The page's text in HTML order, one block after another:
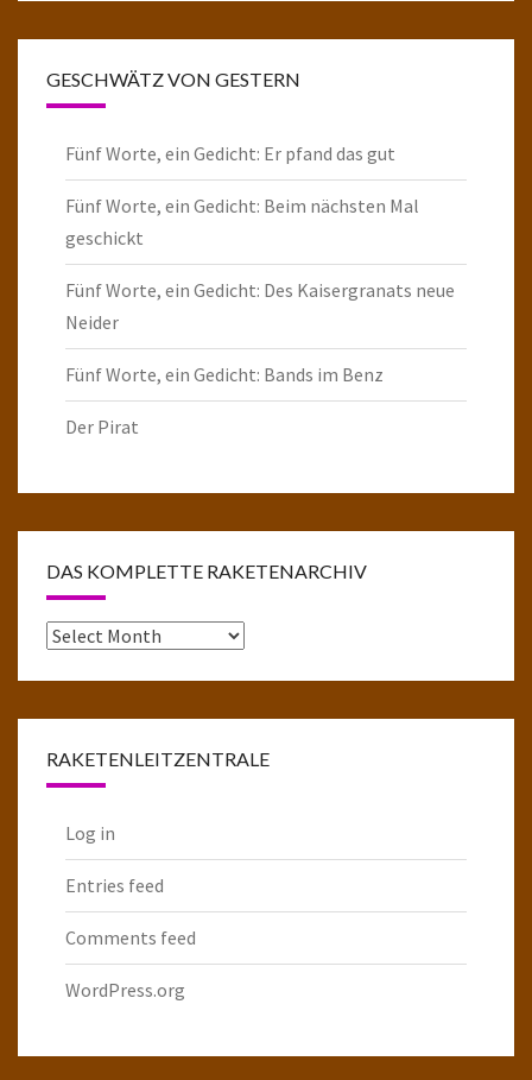
GESCHWÄTZ VON GESTERN
Fünf Worte, ein Gedicht: Er pfand das gut
Fünf Worte, ein Gedicht: Beim nächsten Mal
geschickt
Fünf Worte, ein Gedicht: Des Kaisergranats neue
Neider
Fünf Worte, ein Gedicht: Bands im Benz
Der Pirat
DAS KOMPLETTE RAKETENARCHIV
Das
RAKETENLEITZENTRALE
Log in
Entries feed
Comments feed
WordPress.org